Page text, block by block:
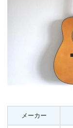
メーカー